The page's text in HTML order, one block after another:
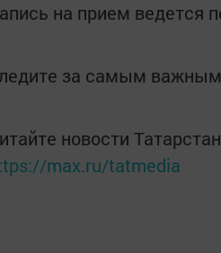
на прием ведется
за самым
новости
max.ru/tatmedia